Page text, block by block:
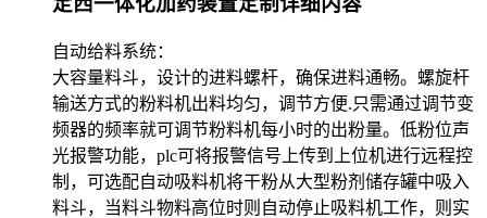
自动给料系统：
大容量料斗，设计的进料螺杆，确保进料通畅。螺旋杆
输送方式的粉料机出料均匀，调节方便.只需通过调节变
频器的频率就可调节粉料机每小时的出粉量。低粉位声
光报警功能，plc可将报警信号上传到上位机进行远程控
制，可选配自动吸料机将干粉从大型粉剂储存罐中吸入
料斗，当料斗物料高位时则自动停止吸料机工作，则实